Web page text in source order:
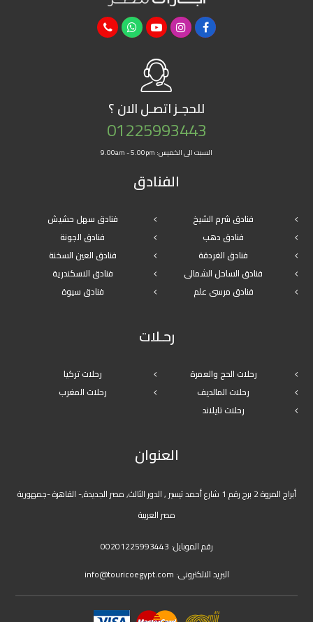
للحجـزاتصـل الان ؟
01225993443
السبت الى الخميس: 9.00am - 5.00pm
الفنادق
فنادق شرم الشيخ
فنادق سهل حشيش
فنادق دهب
فنادق الجونة
فنادق الغردقة
فنادق العين السخنة
فنادق الساحل الشمالى
فنادق الاسكندرية
فنادق مرسى علم
فنادق سيوة
رحـلات
رحلات الحج والعمرة
رحلات تركيا
رحلات المالديف
رحلات المغرب
رحلات تايلاند
العنوان
أبراج المروة 2 برج رقم 1 شارع أحمد تيسير , الدور الثالث, مصر الجديدة,- القاهرة -جمهورية
مصر العربية
رقم الموبايل: 00201225993443
البريد الالكترونى: info@touricoegypt.com